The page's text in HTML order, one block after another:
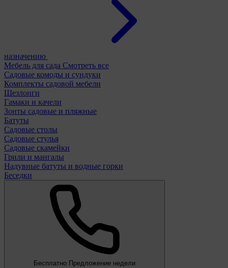
назначению
Мебель для сада Смотреть все
Садовые комоды и сундуки
Комплекты садовой мебели
Шезлонги
Гамаки и качели
Зонты садовые и пляжные
Батуты
Садовые столы
Садовые стулья
Садовые скамейки
Грили и мангалы
Надувные батуты и водные горки
Беседки
Бесплатно Предложение недели